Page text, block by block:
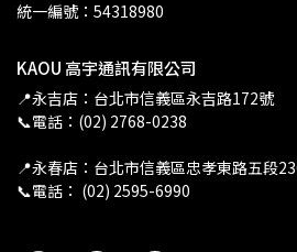
統一編號：54318980
KAOU 高宇通訊有限公司
📍永吉店：台北市信義區永吉路172號
📞電話：(02) 2768-0238
📍永春店：台北市信義區忠孝東路五段
📞電話： (02) 2595-6990